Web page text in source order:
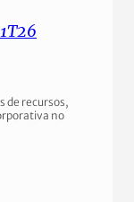
de recursos,
no